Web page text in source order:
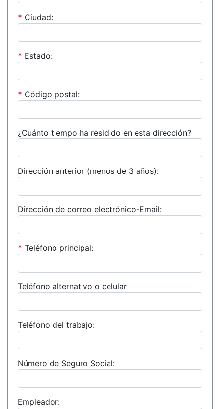
* Ciudad:
* Estado:
* Código postal:
¿Cuánto tiempo ha residido en esta dirección?
Dirección anterior (menos de 3 años):
Dirección de correo electrónico-Email:
* Teléfono principal:
Teléfono alternativo o celular
Teléfono del trabajo:
Número de Seguro Social:
Empleador: